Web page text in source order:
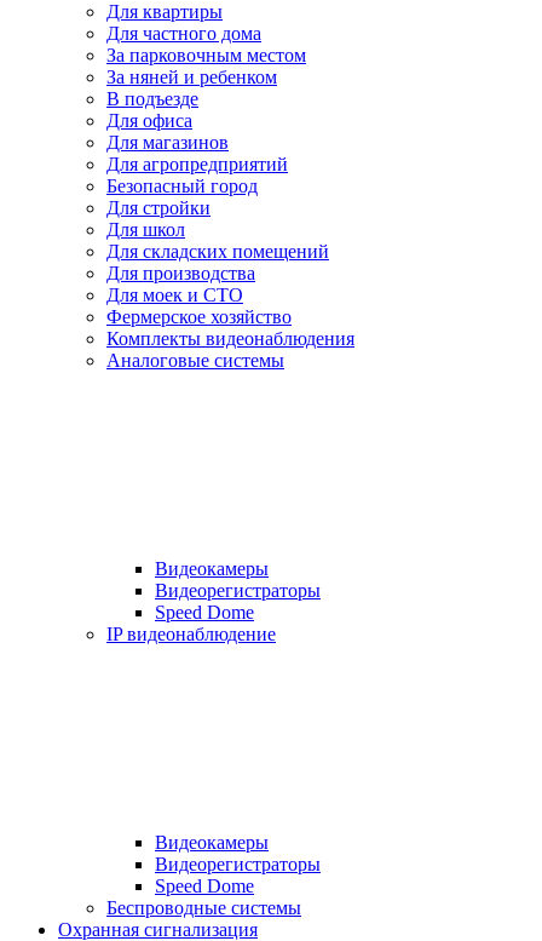
Для квартиры
Для частного дома
За парковочным местом
За няней и ребенком
В подъезде
Для офиса
Для магазинов
Для агропредприятий
Безопасный город
Для стройки
Для школ
Для складских помещений
Для производства
Для моек и СТО
Фермерское хозяйство
Комплекты видеонаблюдения
Аналоговые системы
Видеокамеры
Видеорегистраторы
Speed Dome
IP видеонаблюдение
Видеокамеры
Видеорегистраторы
Speed Dome
Беспроводные системы
Охранная сигнализация